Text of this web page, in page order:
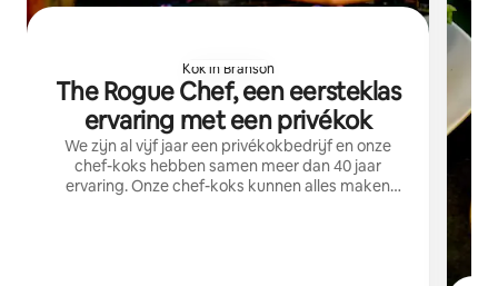
Kok in Branson
The Rogue Chef, een eersteklas
ervaring met een privékok
We zijn al vijf jaar een privékokbedrijf en onze
chef-koks hebben samen meer dan 40 jaar
ervaring. Onze chef-koks kunnen alles maken